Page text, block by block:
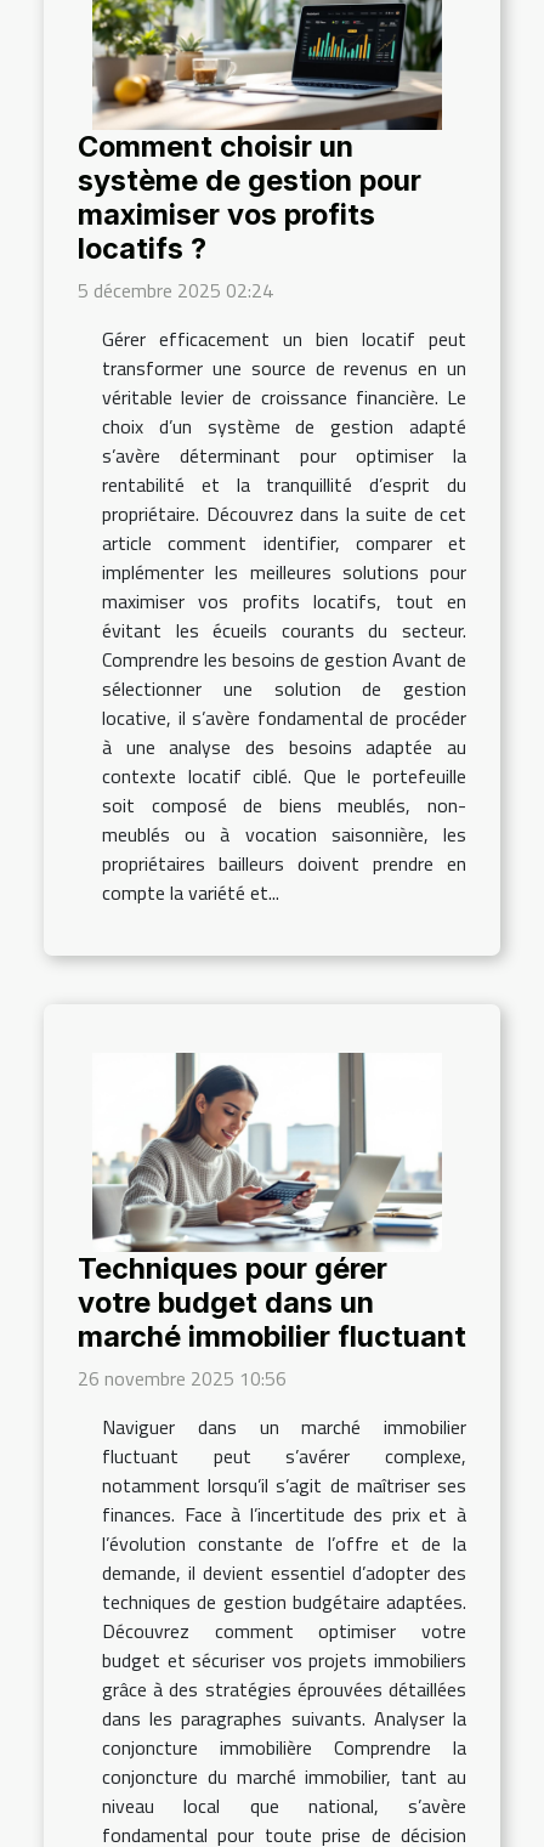
Comment choisir un
système de gestion pour
maximiser vos profits
locatifs ?
5 décembre 2025 02:24
Gérer efficacement un bien locatif peut
transformer une source de revenus en un
véritable levier de croissance financière. Le
choix d’un système de gestion adapté
s’avère déterminant pour optimiser la
rentabilité et la tranquillité d’esprit du
propriétaire. Découvrez dans la suite de cet
article comment identifier, comparer et
implémenter les meilleures solutions pour
maximiser vos profits locatifs, tout en
évitant les écueils courants du secteur.
Comprendre les besoins de gestion Avant de
sélectionner une solution de gestion
locative, il s’avère fondamental de procéder
à une analyse des besoins adaptée au
contexte locatif ciblé. Que le portefeuille
soit composé de biens meublés, non-
meublés ou à vocation saisonnière, les
propriétaires bailleurs doivent prendre en
compte la variété et...
Techniques pour gérer
votre budget dans un
marché immobilier fluctuant
26 novembre 2025 10:56
Naviguer dans un marché immobilier
fluctuant peut s’avérer complexe,
notamment lorsqu’il s’agit de maîtriser ses
finances. Face à l’incertitude des prix et à
l’évolution constante de l’offre et de la
demande, il devient essentiel d’adopter des
techniques de gestion budgétaire adaptées.
Découvrez comment optimiser votre
budget et sécuriser vos projets immobiliers
grâce à des stratégies éprouvées détaillées
dans les paragraphes suivants. Analyser la
conjoncture immobilière Comprendre la
conjoncture du marché immobilier, tant au
niveau local que national, s’avère
fondamental pour toute prise de décision